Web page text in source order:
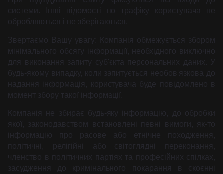
системи. Інші відомості по трафіку користувача не
обробляються і не зберігаються.
Звертаємо Вашу увагу: Компанія обмежується збором
мінімального обсягу інформації, необхідного виключно
для виконання запиту суб'єкта персональних даних. У
будь-якому випадку, коли запитується необов'язкова до
надання інформація, користувача буде повідомлено в
момент збору такої інформації.
Компанія не збирає будь-яку інформацію, до обробки
якої, законодавством встановлені певні вимоги, як-то
інформацію про расове або етнічне походження,
політичні, релігійні або світоглядні переконання,
членство в політичних партіях та професійних спілках,
засудження до кримінального покарання в скоєнні